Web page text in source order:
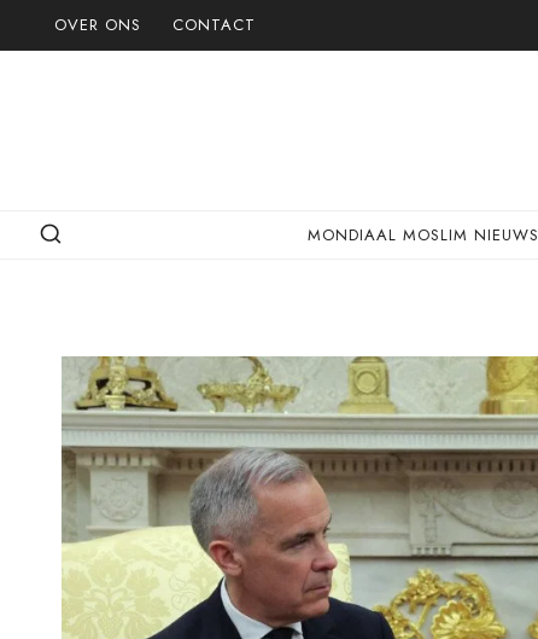
Doorgaan
naar
OVER ONS CONTACT
MONDIAAL MOSLIM NIEUWS